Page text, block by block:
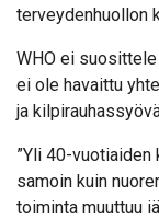
terveydenhuollon
WHO ei
ei ole havaittu
ja
”Yli 40-vuotiaiden
samoin kuin
toiminta muuttuu